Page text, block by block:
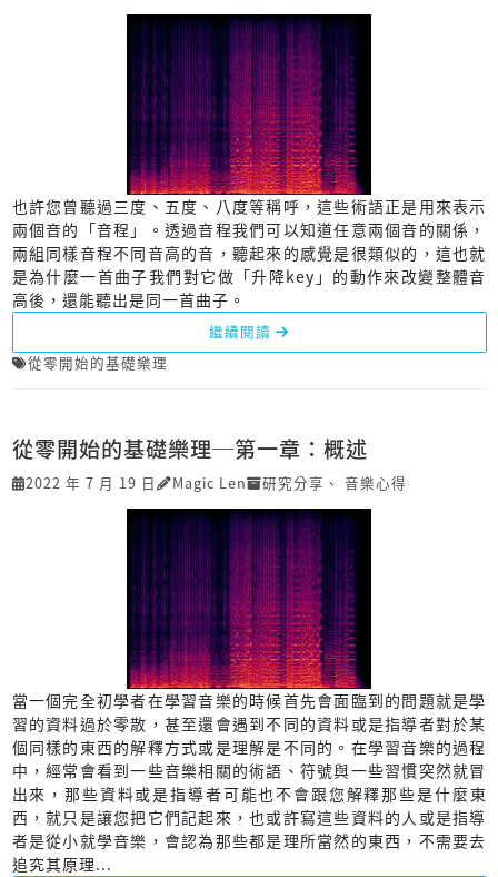
也許您曾聽過三度、五度、八度等稱呼，這些術語正是用來表示
兩個音的「音程」。透過音程我們可以知道任意兩個音的關係，
兩組同樣音程不同音高的音，聽起來的感覺是很類似的，這也就
是為什麼一首曲子我們對它做「升降key」的動作來改變整體音
高後，還能聽出是同一首曲子。
繼續閱讀
從零開始的基礎樂理
從零開始的基礎樂理─第一章：概述
2022 年 7 月 19 日 Magic Len 研究分享 、 音樂心得
當一個完全初學者在學習音樂的時候首先會面臨到的問題就是學
習的資料過於零散，甚至還會遇到不同的資料或是指導者對於某
個同樣的東西的解釋方式或是理解是不同的。在學習音樂的過程
中，經常會看到一些音樂相關的術語、符號與一些習慣突然就冒
出來，那些資料或是指導者可能也不會跟您解釋那些是什麼東
西，就只是讓您把它們記起來，也或許寫這些資料的人或是指導
者是從小就學音樂，會認為那些都是理所當然的東西，不需要去
追究其原理...